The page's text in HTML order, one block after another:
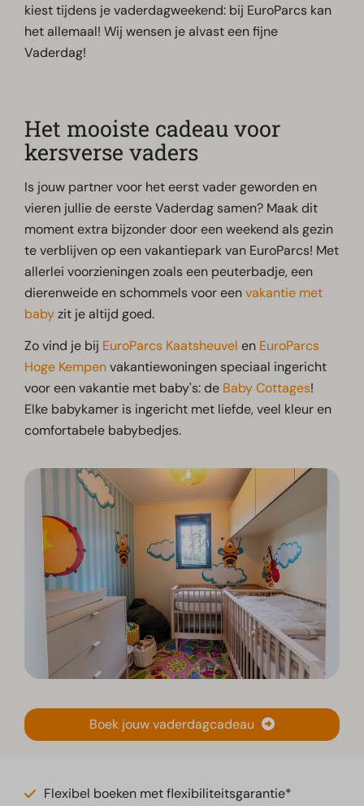
kiest tijdens je vaderdagweekend: bij EuroParcs kan
het allemaal! Wij wensen je alvast een fijne
Vaderdag!
Het mooiste cadeau voor
kersverse vaders
Is jouw partner voor het eerst vader geworden en
vieren jullie de eerste Vaderdag samen? Maak dit
moment extra bijzonder door een weekend als gezin
te verblijven op een vakantiepark van EuroParcs! Met
allerlei voorzieningen zoals een peuterbadje, een
dierenweide en schommels voor eenvakantie met
babyzit je altijd goed.
Zo vind je bij EuroParcs Kaatsheuvel en EuroParcs
Hoge Kempenvakantiewoningen speciaal ingericht
voor een vakantie met baby's: de Baby Cottages!
Elke babykamer is ingericht met liefde, veel kleur en
comfortabele babybedjes.
Boek jouw vaderdagcadeau
Flexibel boeken met flexibiliteitsgarantie*